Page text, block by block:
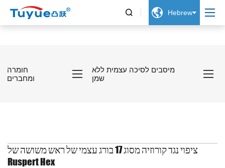
  Hebrew
חומרה
ומחברים
מיסבים לסיכה עצמית ללא
שמן
ציפוי נגד קורוזיה מסוג 17 בורג עצמי של ראש משושה של
Ruspert Hex